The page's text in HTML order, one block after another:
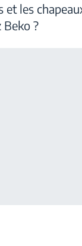
les
Beko ?